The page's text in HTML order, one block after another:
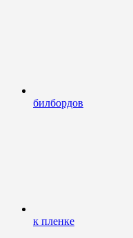
билбордов
к пленке